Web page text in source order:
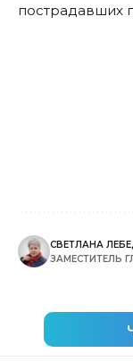
пострадавших
СВЕТЛАНА
ЗАМЕСТИТЕЛЬ